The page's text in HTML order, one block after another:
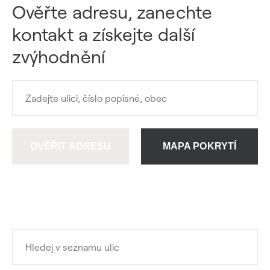
Ověřte adresu, zanechte
kontakt a získejte další
zvýhodnění
MAPA POKRYTÍ